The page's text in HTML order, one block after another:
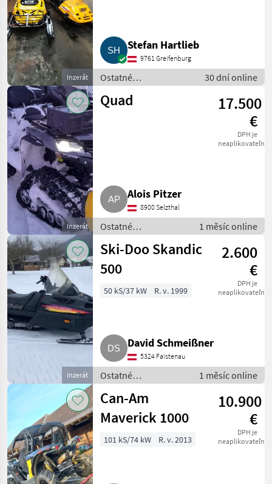
Inzerát
Stefan Hartlieb
9761 Greifenburg
Ostatné
poľnohospodárske
silové stroje / ATV /
30 dní online
Inzerát
Quad
17.500
€
DPH je
neaplikovateľné
Alois Pitzer
8900 Selzthal
Ostatné
poľnohospodárske
silové stroje / ATV /
UTV / Quad
1 měsíc online
Inzerát
Ski-Doo Skandic
500
2.600
€
DPH je
neaplikovateľné
50 kS/37 kW R. v. 1999
David Schmeißner
5324 Faistenau
Ostatné
poľnohospodárske
silové stroje / ATV /
UTV / Quad
1 měsíc online
Can-Am
Maverick 1000
10.900
€
DPH je
neaplikovateľné
101 kS/74 kW R. v. 2013